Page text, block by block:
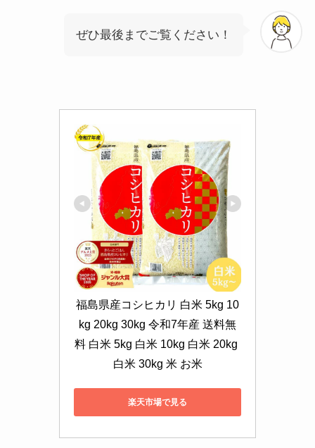
ぜひ最後までご覧ください！
福島県産コシヒカリ 白米 5kg 10
kg 20kg 30kg 令和7年産 送料無
料 白米 5kg 白米 10kg 白米 20kg
白米 30kg 米 お米
楽天市場で見る